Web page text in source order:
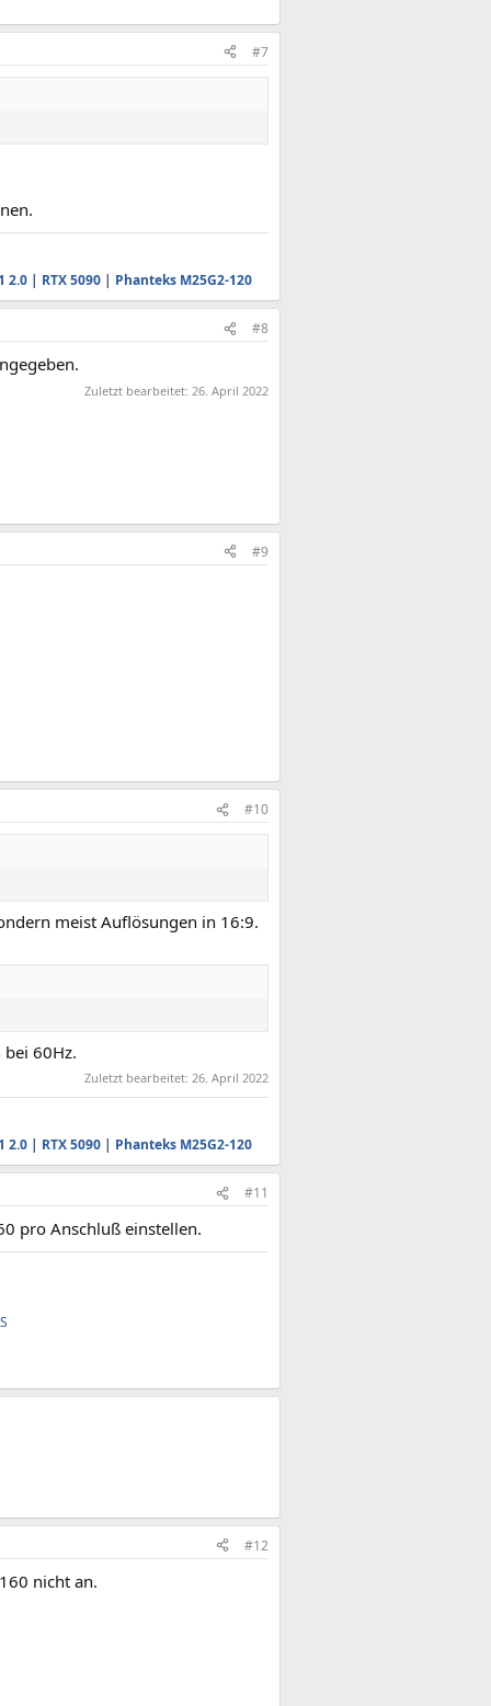
#7
2.0| RTX 5090| Phanteks M25G2-120
#8
Zuletzt bearbeitet: 26. April 2022
#9
#10
meist Auflösungen in 16:9.
60Hz.
Zuletzt bearbeitet: 26. April 2022
2.0| RTX 5090| Phanteks M25G2-120
#11
pro Anschluß einstellen.
#12
nicht an.